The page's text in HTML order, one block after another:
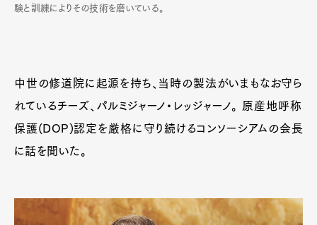
験と訓練によりその技術を磨いている。
中世の修道院に起源を持ち、当時の製法がいまもなお守ら
れているチーズ、パルミジャーノ・レッジャーノ。 原産地呼称
保護(DOP)認定を厳格に守り続けるコンソーシアムの会長
に話を聞いた。